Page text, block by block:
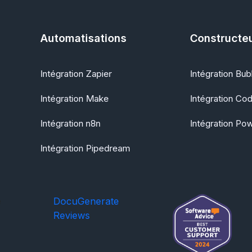
Automatisations
Intégration Zapier
Intégration Make
Intégration n8n
Intégration Pipedream
Intégration
Intégration
Intégration
DocuGenerate
Reviews